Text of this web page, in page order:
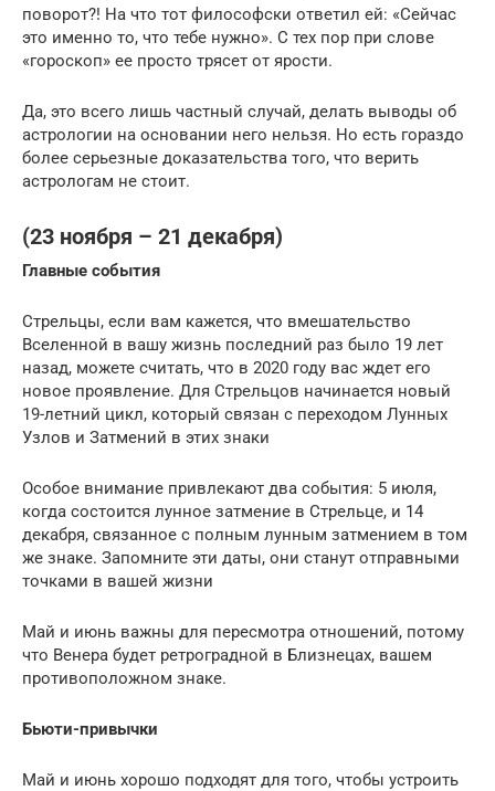
поворот?! На что тот философски ответил ей: «Сейчас
это именно то, что тебе нужно». С тех пор при слове
«гороскоп» ее просто трясет от ярости.
Да, это всего лишь частный случай, делать выводы об
астрологии на основании него нельзя. Но есть гораздо
более серьезные доказательства того, что верить
астрологам не стоит.
(23 ноября – 21 декабря)
Главные события
Стрельцы, если вам кажется, что вмешательство
Вселенной в вашу жизнь последний раз было 19 лет
назад, можете считать, что в 2020 году вас ждет его
новое проявление. Для Стрельцов начинается новый
19-летний цикл, который связан с переходом Лунных
Узлов и Затмений в этих знаки
Особое внимание привлекают два события: 5 июля,
когда состоится лунное затмение в Стрельце, и 14
декабря, связанное с полным лунным затмением в том
же знаке. Запомните эти даты, они станут отправными
точками в вашей жизни
Май и июнь важны для пересмотра отношений, потому
что Венера будет ретроградной в Близнецах, вашем
противоположном знаке.
Бьюти-привычки
Май и июнь хорошо подходят для того, чтобы устроить